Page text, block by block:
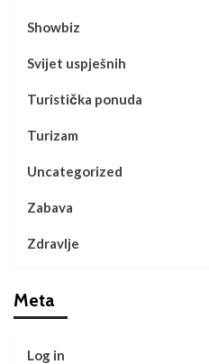
Showbiz
Svijet uspješnih
Turistička ponuda
Turizam
Uncategorized
Zabava
Zdravlje
Meta
Log in